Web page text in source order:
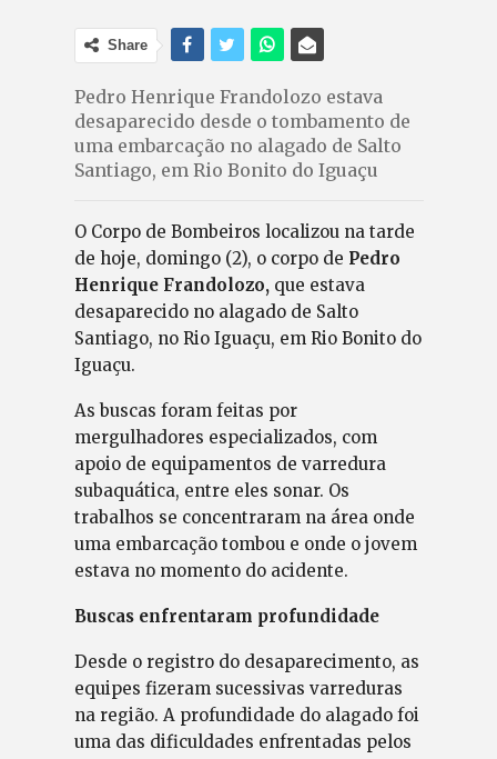
Share
Pedro Henrique Frandolozo estava
desaparecido desde o tombamento de
uma embarcação no alagado de Salto
Santiago, em Rio Bonito do Iguaçu
O Corpo de Bombeiros localizou na tarde
de hoje, domingo (2), o corpo de Pedro
Henrique Frandolozo, que estava
desaparecido no alagado de Salto
Santiago, no Rio Iguaçu, em Rio Bonito do
Iguaçu.
As buscas foram feitas por
mergulhadores especializados, com
apoio de equipamentos de varredura
subaquática, entre eles sonar. Os
trabalhos se concentraram na área onde
uma embarcação tombou e onde o jovem
estava no momento do acidente.
Buscas enfrentaram profundidade
Desde o registro do desaparecimento, as
equipes fizeram sucessivas varreduras
na região. A profundidade do alagado foi
uma das dificuldades enfrentadas pelos